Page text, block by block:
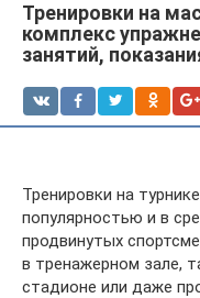
Тренировки на
комплекс
занятий,
Тренировки на
популярностью и в
продвинутых
в тренажерном зале,
стадионе или даже